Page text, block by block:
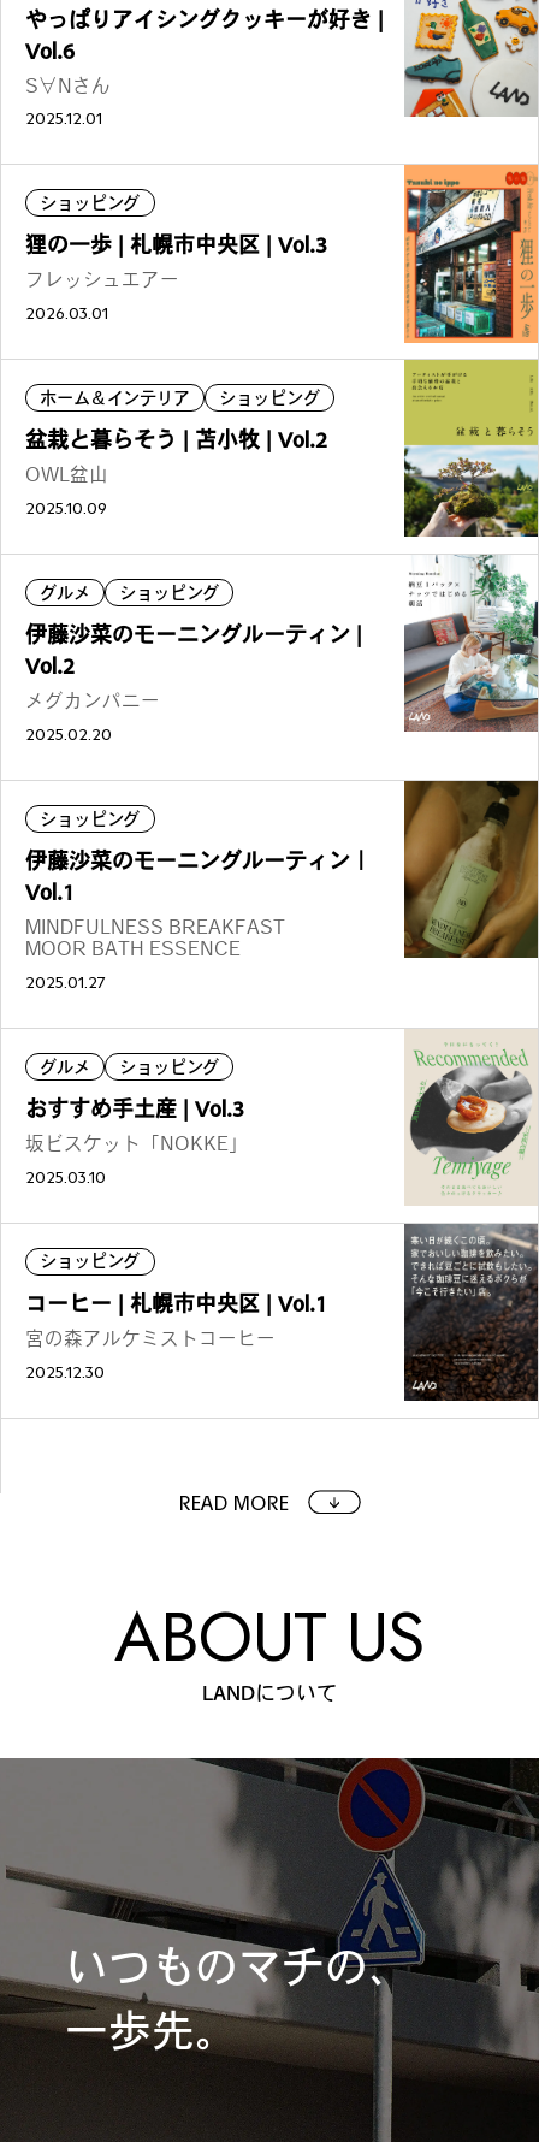
やっぱりアイシングクッキーが好き |
Vol.6
S∀Nさん
2025.12.01
ショッピング
狸の一歩 | 札幌市中央区 | Vol.3
フレッシュエアー
2026.03.01
ホーム＆インテリア ショッピング
盆栽と暮らそう | 苫小牧 | Vol.2
OWL盆山
2025.10.09
グルメ ショッピング
伊藤沙菜のモーニングルーティン |
Vol.2
メグカンパニー
2025.02.20
ショッピング
伊藤沙菜のモーニングルーティン｜
Vol.1
MINDFULNESS BREAKFAST
MOOR BATH ESSENCE
2025.01.27
グルメ ショッピング
おすすめ手土産 | Vol.3
坂ビスケット「NOKKE」
2025.03.10
ショッピング
コーヒー | 札幌市中央区 | Vol.1
宮の森アルケミストコーヒー
2025.12.30
READ MORE
ABOUT US
LANDについて
いつものマチの、
一歩先。